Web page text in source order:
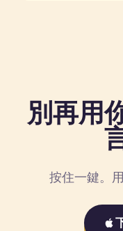
別再用
按住一鍵。